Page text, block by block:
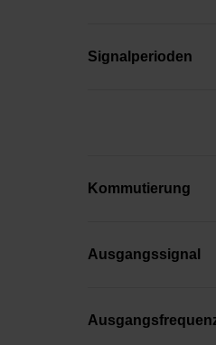
Signalperioden
Kommutierung
Ausgangssignal